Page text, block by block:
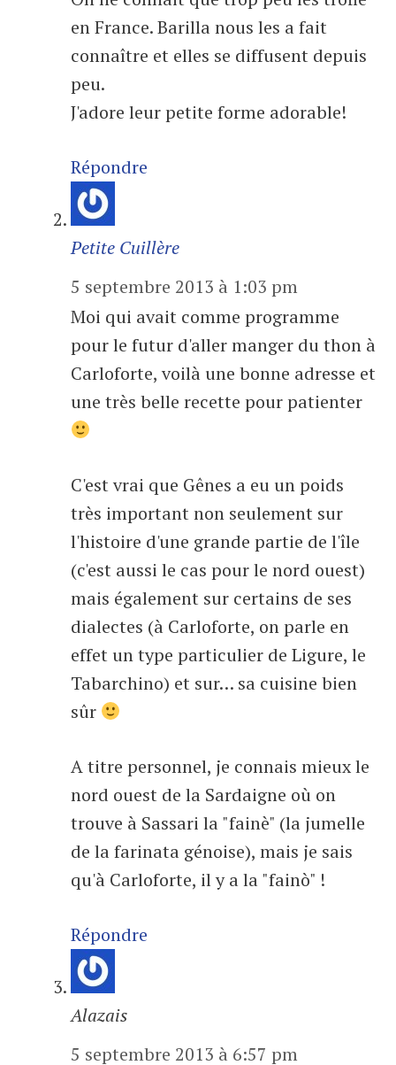
en France. Barilla nous les a fait
connaître et elles se diffusent depuis
peu.
J'adore leur petite forme adorable!
Répondre
Petite Cuillère
5 septembre 2013 à 1:03 pm
Moi qui avait comme programme
pour le futur d'aller manger du thon à
Carloforte, voilà une bonne adresse et
une très belle recette pour patienter
C'est vrai que Gênes a eu un poids
très important non seulement sur
l'histoire d'une grande partie de l'île
(c'est aussi le cas pour le nord ouest)
mais également sur certains de ses
dialectes (à Carloforte, on parle en
effet un type particulier de Ligure, le
Tabarchino) et sur… sa cuisine bien
sûr
A titre personnel, je connais mieux le
nord ouest de la Sardaigne où on
trouve à Sassari la "fainè" (la jumelle
de la farinata génoise), mais je sais
qu'à Carloforte, il y a la "fainò" !
Répondre
Alazais
5 septembre 2013 à 6:57 pm